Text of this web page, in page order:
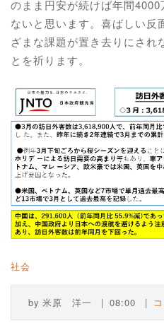
のまま円安が続けば年間
ないと思います。喜ばしい反
ざまな課題が置き去りにされ
とを祈ります。
社会
by 米原 洋一 08:00